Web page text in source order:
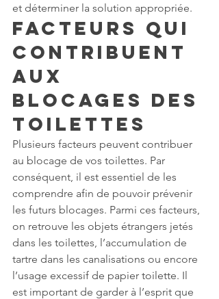
et déterminer la solution appropriée.
Facteurs qui
contribuent
aux
blocages des
toilettes
Plusieurs facteurs peuvent contribuer
au blocage de vos toilettes. Par
conséquent, il est essentiel de les
comprendre afin de pouvoir prévenir
les futurs blocages. Parmi ces facteurs,
on retrouve les objets étrangers jetés
dans les toilettes, l’accumulation de
tartre dans les canalisations ou encore
l’usage excessif de papier toilette. Il
est important de garder à l’esprit que